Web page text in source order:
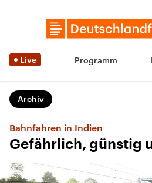
Live Programm
Archiv
Bahnfahren in Indien
Gefährlich, günstig